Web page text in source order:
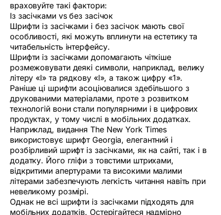
враховуйте такі фактори:
Із засічками vs без засічок
Шрифти із засічками і без засічок мають свої
особливості, які можуть вплинути на естетику та
читабельність інтерфейсу.
Шрифти із засічками допомагають чіткіше
розмежовувати деякі символи, наприклад, велику
літеру «I» та рядкову «l», а також цифру «1».
Раніше ці шрифти асоціювалися здебільшого з
друкованими матеріалами, проте з розвитком
технологій вони стали популярними і в цифрових
продуктах, у тому числі в мобільних додатках.
Наприклад, видання The New York Times
використовує шрифт Georgia, елегантний і
розбірливий шрифт із засічками, як на сайті, так і в
додатку. Його гліфи з товстими штрихами,
відкритими апертурами та високими малими
літерами забезпечують легкість читання навіть при
невеликому розмірі.
Однак не всі шрифти із засічками підходять для
мобільних додатків. Остерігайтеся надмірно